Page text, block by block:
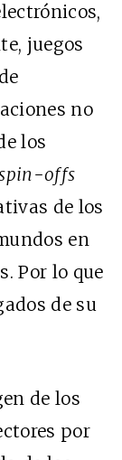
juegos
no
los
offs
de los
en
Por lo que
de su
de los
por